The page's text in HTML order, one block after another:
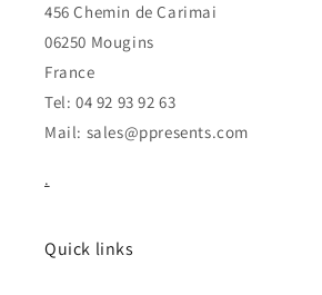
456 Chemin de Carimai
06250 Mougins
France
Tel: 04 92 93 92 63
Mail: sales@ppresents.com
.
Quick links